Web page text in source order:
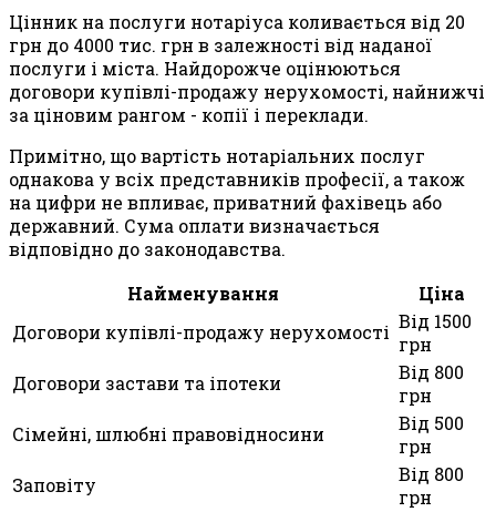
Цінник на послуги нотаріуса коливається від 20
грн до 4000 тис. грн в залежності від наданої
послуги і міста. Найдорожче оцінюються
договори купівлі-продажу нерухомості, найнижчі
за ціновим рангом - копії і переклади.
Примітно, що вартість нотаріальних послуг
однакова у всіх представників професії, а також
на цифри не впливає, приватний фахівець або
державний. Сума оплати визначається
відповідно до законодавства.
Найменування
Ціна
Договори купівлі-продажу нерухомості Від 1500
грн
Договори застави та іпотеки
Від 800
грн
Сімейні, шлюбні правовідносини
Від 500
грн
Заповіту
Від 800
грн